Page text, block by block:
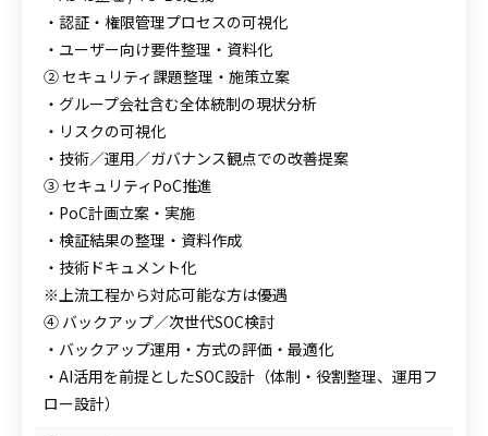
・認証・権限管理プロセスの可視化
・ユーザー向け要件整理・資料化
② セキュリティ課題整理・施策立案
・グループ会社含む全体統制の現状分析
・リスクの可視化
・技術／運用／ガバナンス観点での改善提案
③ セキュリティPoC推進
・PoC計画立案・実施
・検証結果の整理・資料作成
・技術ドキュメント化
※上流工程から対応可能な方は優遇
④ バックアップ／次世代SOC検討
・バックアップ運用・方式の評価・最適化
・AI活用を前提としたSOC設計（体制・役割整理、運用フ
ロー設計）